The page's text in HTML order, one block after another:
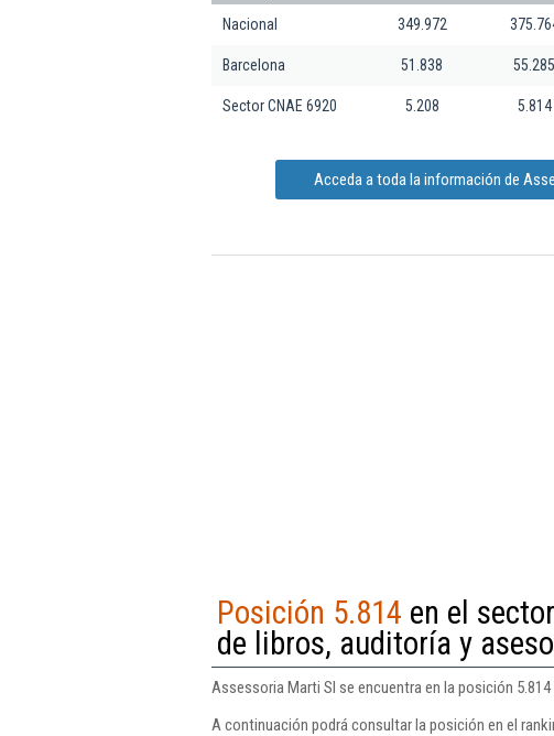
Nacional
349.972
Barcelona 51.838 55.285
Sector CNAE 6920 5.208 5.814
Acceda a toda la información de
Posición 5.814 en el
de libros, auditoría y
Assessoria Marti Sl se encuentra en la posición
A continuación podrá consultar la posición en el